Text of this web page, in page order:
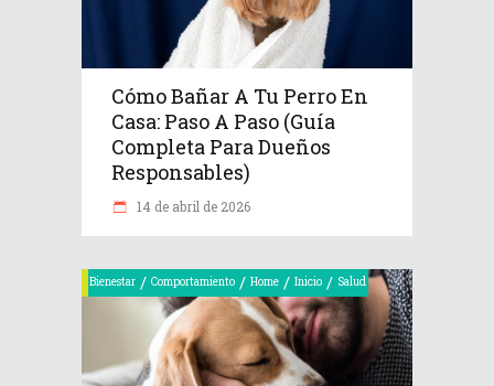
Cómo Bañar A Tu Perro En
Casa: Paso A Paso (Guía
Completa Para Dueños
Responsables)
14 de abril de 2026
Bienestar / Comportamiento / Home / Inicio / Salud